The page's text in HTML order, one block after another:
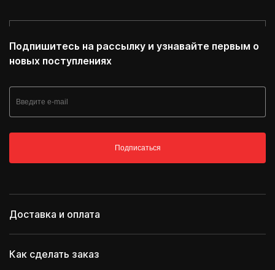
Подпишитесь на рассылку и узнавайте первым о
новых поступлениях
Подписаться
Доставка и оплата
Как сделать заказ